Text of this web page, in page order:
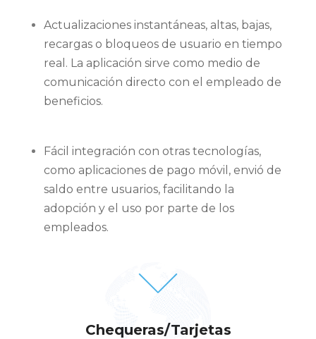
Actualizaciones instantáneas, altas, bajas,
recargas o bloqueos de usuario en tiempo
real. La aplicación sirve como medio de
comunicación directo con el empleado de
beneficios.
Fácil integración con otras tecnologías,
como aplicaciones de pago móvil, envió de
saldo entre usuarios, facilitando la
adopción y el uso por parte de los
empleados.
Chequeras/Tarjetas